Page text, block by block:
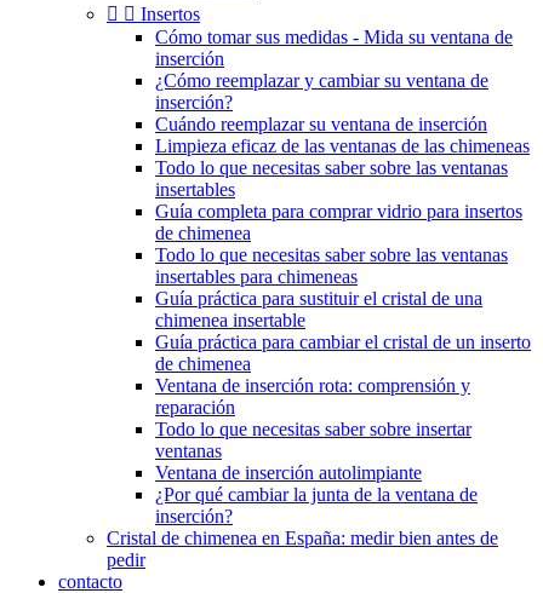
  Insertos
Cómo tomar sus medidas - Mida su ventana de
inserción
¿Cómo reemplazar y cambiar su ventana de
inserción?
Cuándo reemplazar su ventana de inserción
Limpieza eficaz de las ventanas de las chimeneas
Todo lo que necesitas saber sobre las ventanas
insertables
Guía completa para comprar vidrio para insertos
de chimenea
Todo lo que necesitas saber sobre las ventanas
insertables para chimeneas
Guía práctica para sustituir el cristal de una
chimenea insertable
Guía práctica para cambiar el cristal de un inserto
de chimenea
Ventana de inserción rota: comprensión y
reparación
Todo lo que necesitas saber sobre insertar
ventanas
Ventana de inserción autolimpiante
¿Por qué cambiar la junta de la ventana de
inserción?
Cristal de chimenea en España: medir bien antes de
pedir
contacto